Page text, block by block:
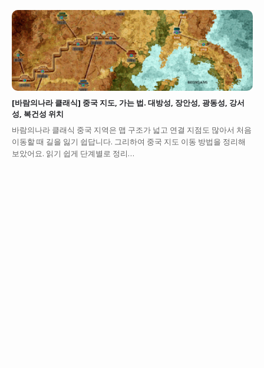
[바람의나라 클래식] 중국 지도, 가는 법. 대방성, 장안성, 광동성, 강서
성, 복건성 위치
바람의나라 클래식 중국 지역은 맵 구조가 넓고 연결 지점도 많아서 처음
이동할 때 길을 잃기 쉽답니다. 그리하여 중국 지도 이동 방법을 정리해
보았어요. 읽기 쉽게 단계별로 정리…